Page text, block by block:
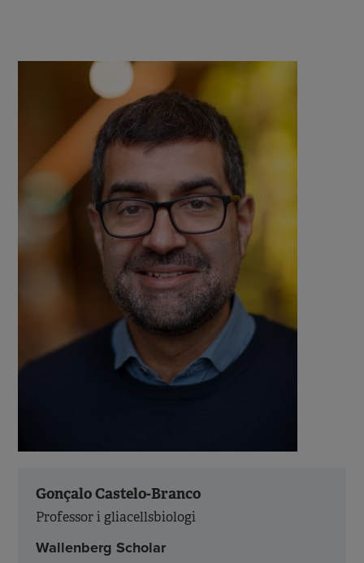
Gonçalo Castelo-Branco
Professor i gliacellsbiologi
Wallenberg Scholar